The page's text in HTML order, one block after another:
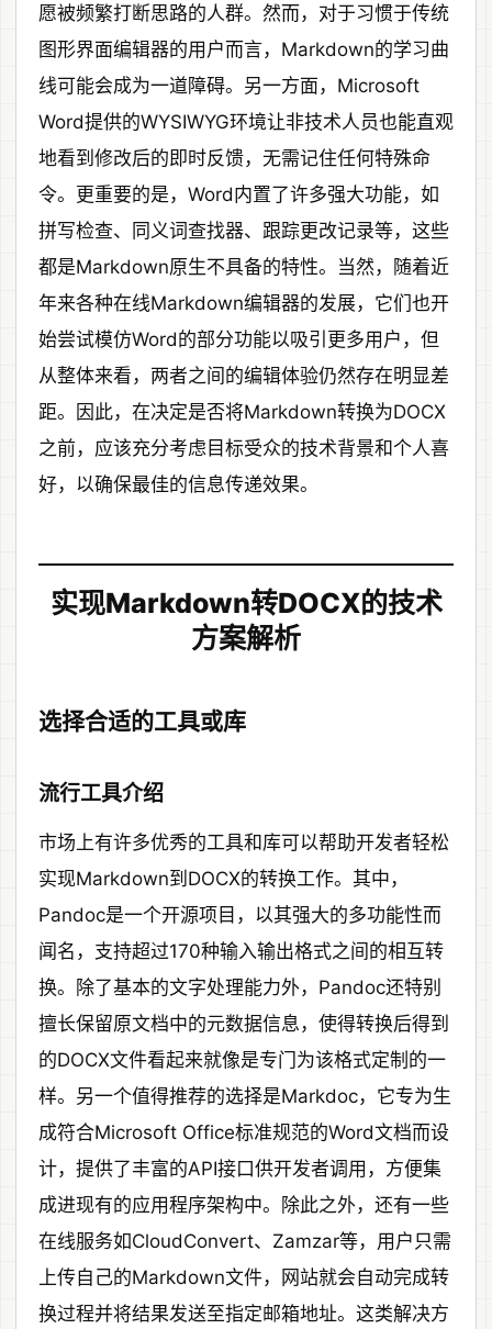
愿被频繁打断思路的人群。然而，对于习惯于传统
图形界面编辑器的用户而言，Markdown的学习曲
线可能会成为一道障碍。另一方面，Microsoft
Word提供的WYSIWYG环境让非技术人员也能直观
地看到修改后的即时反馈，无需记住任何特殊命
令。更重要的是，Word内置了许多强大功能，如
拼写检查、同义词查找器、跟踪更改记录等，这些
都是Markdown原生不具备的特性。当然，随着近
年来各种在线Markdown编辑器的发展，它们也开
始尝试模仿Word的部分功能以吸引更多用户，但
从整体来看，两者之间的编辑体验仍然存在明显差
距。因此，在决定是否将Markdown转换为DOCX
之前，应该充分考虑目标受众的技术背景和个人喜
好，以确保最佳的信息传递效果。
实现Markdown转DOCX的技术
方案解析
选择合适的工具或库
流行工具介绍
市场上有许多优秀的工具和库可以帮助开发者轻松
实现Markdown到DOCX的转换工作。其中，
Pandoc是一个开源项目，以其强大的多功能性而
闻名，支持超过170种输入输出格式之间的相互转
换。除了基本的文字处理能力外，Pandoc还特别
擅长保留原文档中的元数据信息，使得转换后得到
的DOCX文件看起来就像是专门为该格式定制的一
样。另一个值得推荐的选择是Markdoc，它专为生
成符合Microsoft Office标准规范的Word文档而设
计，提供了丰富的API接口供开发者调用，方便集
成进现有的应用程序架构中。除此之外，还有一些
在线服务如CloudConvert、Zamzar等，用户只需
上传自己的Markdown文件，网站就会自动完成转
换过程并将结果发送至指定邮箱地址。这类解决方